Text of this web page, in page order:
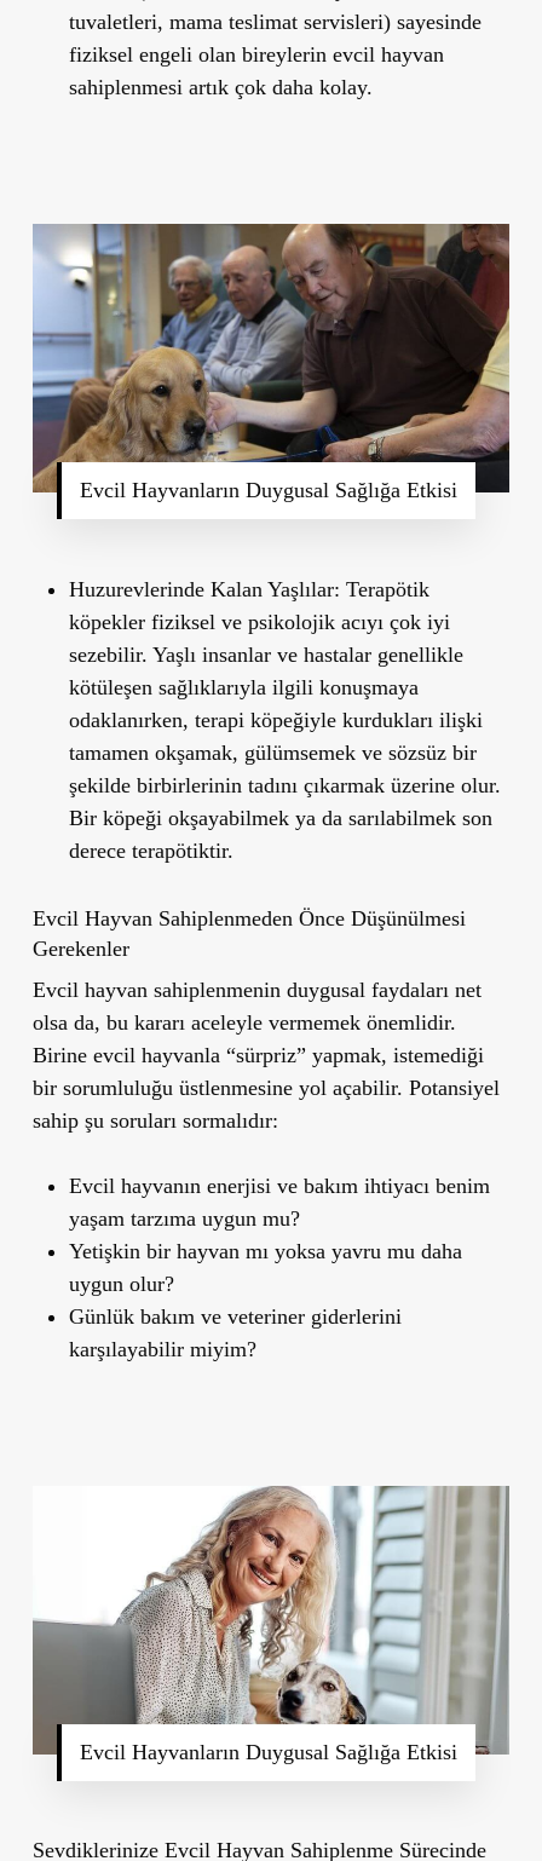
tuvaletleri, mama teslimat servisleri) sayesinde
fiziksel engeli olan bireylerin evcil hayvan
sahiplenmesi artık çok daha kolay.
Evcil Hayvanların Duygusal Sağlığa Etkisi
Huzurevlerinde Kalan Yaşlılar: Terapötik
köpekler fiziksel ve psikolojik acıyı çok iyi
sezebilir. Yaşlı insanlar ve hastalar genellikle
kötüleşen sağlıklarıyla ilgili konuşmaya
odaklanırken, terapi köpeğiyle kurdukları ilişki
tamamen okşamak, gülümsemek ve sözsüz bir
şekilde birbirlerinin tadını çıkarmak üzerine olur.
Bir köpeği okşayabilmek ya da sarılabilmek son
derece terapötiktir.
Evcil Hayvan Sahiplenmeden Önce Düşünülmesi
Gerekenler
Evcil hayvan sahiplenmenin duygusal faydaları net
olsa da, bu kararı aceleyle vermemek önemlidir.
Birine evcil hayvanla “sürpriz” yapmak, istemediği
bir sorumluluğu üstlenmesine yol açabilir. Potansiyel
sahip şu soruları sormalıdır:
Evcil hayvanın enerjisi ve bakım ihtiyacı benim
yaşam tarzıma uygun mu?
Yetişkin bir hayvan mı yoksa yavru mu daha
uygun olur?
Günlük bakım ve veteriner giderlerini
karşılayabilir miyim?
Evcil Hayvanların Duygusal Sağlığa Etkisi
Sevdiklerinize Evcil Hayvan Sahiplenme Sürecinde